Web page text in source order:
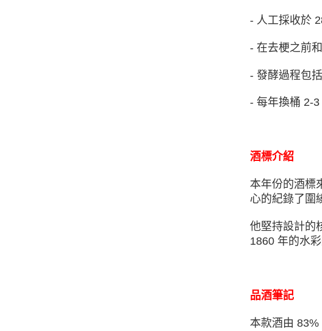
- 人工採收於
- 在去梗之前
- 發酵過程包
- 每年換桶 2-
酒標介紹
本年份的酒標
心的紀錄了圍
他堅持設計的
1860 年的水
品酒筆記
本款酒由